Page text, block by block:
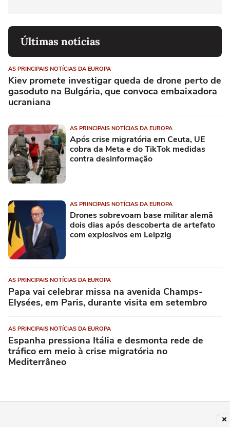
Últimas notícias
AS PRINCIPAIS NOTÍCIAS DA EUROPA
Kiev promete investigar queda de drone perto de
gasoduto na Bulgária, que convoca embaixadora
ucraniana
AS PRINCIPAIS NOTÍCIAS DA EUROPA
Após crise migratória em Ceuta, UE
cobra da Meta e do TikTok medidas
contra desinformação
AS PRINCIPAIS NOTÍCIAS DA EUROPA
Drones sobrevoam base militar alemã
dois dias após descoberta de artefato
com explosivos em Leipzig
AS PRINCIPAIS NOTÍCIAS DA EUROPA
Papa vai celebrar missa na avenida Champs-
Elysées, em Paris, durante visita em setembro
AS PRINCIPAIS NOTÍCIAS DA EUROPA
Espanha pressiona Itália e desmonta rede de
tráfico em meio à crise migratória no
Mediterrâneo